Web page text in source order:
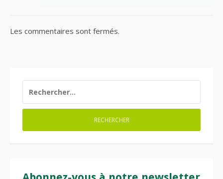
Les commentaires sont fermés.